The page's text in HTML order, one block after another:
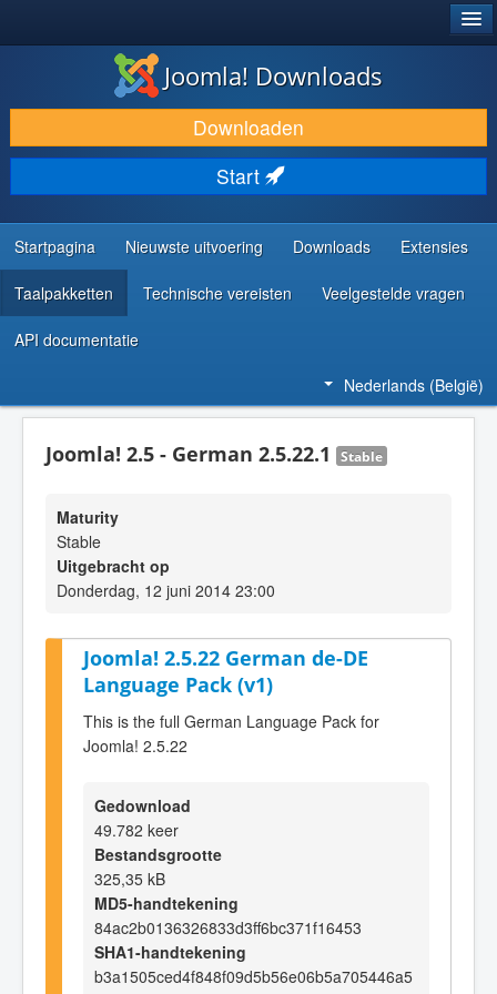
DOWNLOAD & BREID UIT
ONTDEK & LEER
COMMUNITY & ONDERSTEUNING
ONTWIKKELAARSBRONNEN
Joomla! Downloads
Downloaden
Start
Startpagina Nieuwste uitvoering Downloads Extensies
Taalpakketten Technische vereisten Veelgestelde vragen
API documentatie
Nederlands (België)
Joomla! 2.5 - German 2.5.22.1 Stable
Maturity
Stable
Uitgebracht op
Donderdag, 12 juni 2014 23:00
Joomla! 2.5.22 German de-DE
Language Pack (v1)
This is the full German Language Pack for
Joomla! 2.5.22
Gedownload
49.782 keer
Bestandsgrootte
325,35 kB
MD5-handtekening
84ac2b0136326833d3ff6bc371f16453
SHA1-handtekening
b3a1505ced4f848f09d5b56e06b5a705446a5